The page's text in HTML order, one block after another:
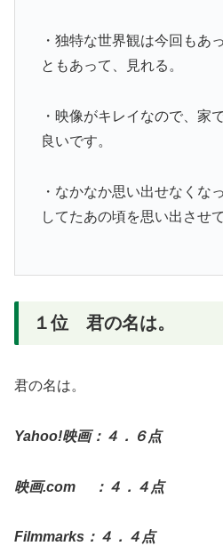
・独特な世界観は今回もあ
ともあって、見れる。
・映像がキレイなので、家
良いです。
・なかなか思い出せなくな
してたあの頃を思い出させ
１位 君の名は。
君の名は。
Yahoo!映画：４．６点
映画.com ：４．４点
Filmmarks：４．４点